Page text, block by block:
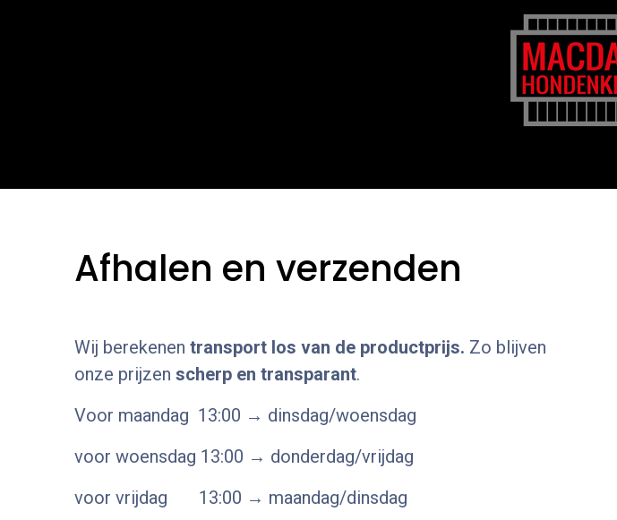
Afhalen en verzenden
Wij berekenen transport los van de productprijs. Zo blijven
onze prijzen scherp en transparant.
Voor maandag 13:00 → dinsdag/woensdag
voor woensdag 13:00 → donderdag/vrijdag
voor vrijdag 13:00 → maandag/dinsdag